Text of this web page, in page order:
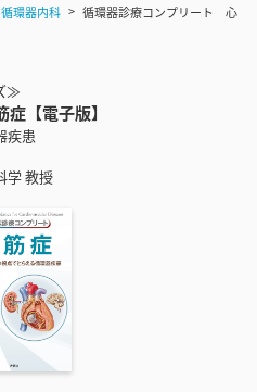
循環器内科
循環器診療コンプリート 心
≫
【電子版】
疾患
学 教授